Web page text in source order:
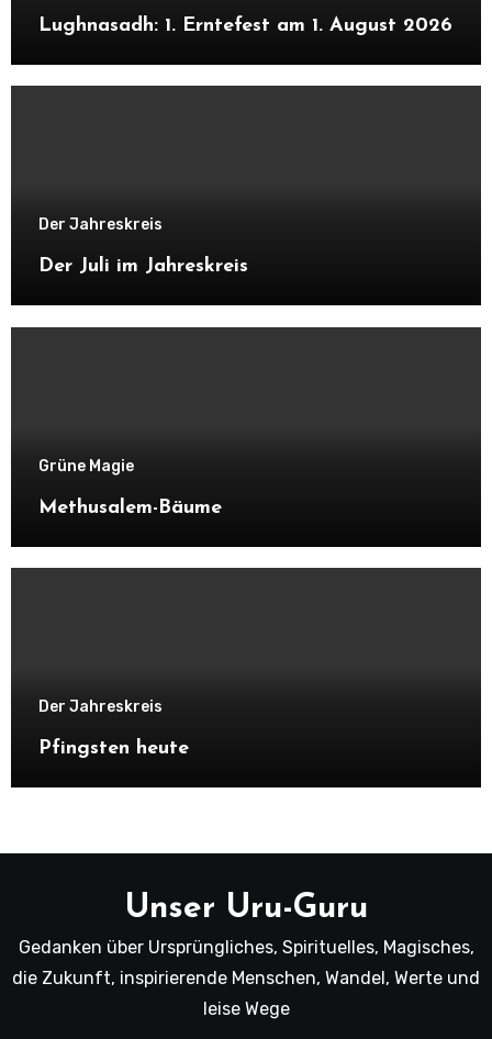
Lughnasadh: 1. Erntefest am 1. August 2026
Der Jahreskreis
Der Juli im Jahreskreis
Grüne Magie
Methusalem-Bäume
Der Jahreskreis
Pfingsten heute
Unser Uru-Guru
Gedanken über Ursprüngliches, Spirituelles, Magisches,
die Zukunft, inspirierende Menschen, Wandel, Werte und
leise Wege